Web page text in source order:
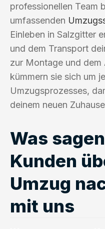
professionellen Team
umfassenden
Einleben in Salzgitter
und dem Transport
zur Montage und
kümmern sie sich um
Umzugsprozesses,
deinem neuen
Was
Kunden
Umzug
mit uns